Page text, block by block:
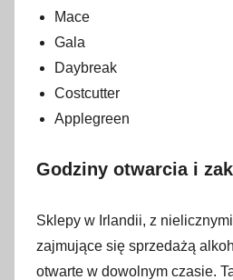
c
z
2
Mace
Gala
Daybreak
Costcutter
Applegreen
Godziny otwarcia i
Sklepy w Irlandii, z
zajmujące się sprzedażą
otwarte w dowolnym czasie.